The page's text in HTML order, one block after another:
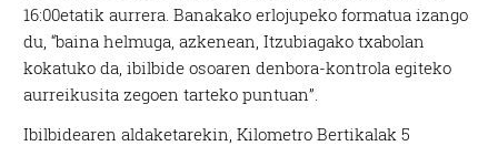
16:00etatik aurrera. Banakako erlojupeko formatua izango
du, “baina helmuga, azkenean, Itzubiagako txabolan
kokatuko da, ibilbide osoaren denbora-kontrola egiteko
aurreikusita zegoen tarteko puntuan”.
Ibilbidearen aldaketarekin, Kilometro Bertikalak 5